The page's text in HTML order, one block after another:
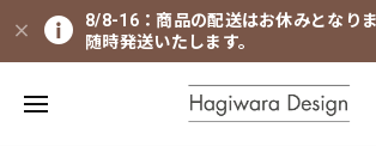
8/8-16：商品の配送はお休みとなり
随時発送いたします。